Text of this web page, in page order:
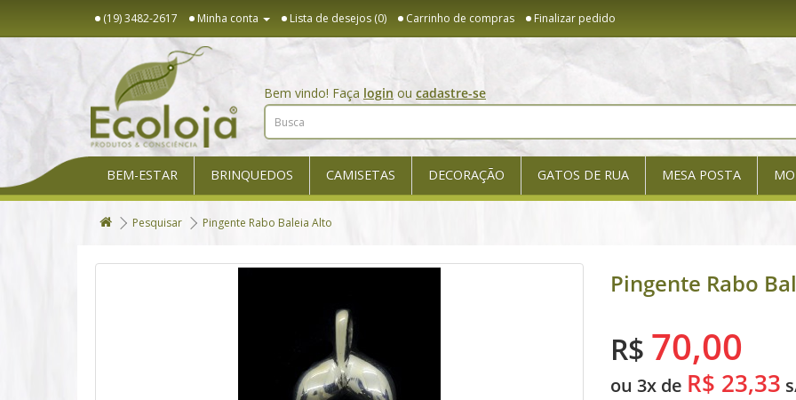
(19) 3482-2617 Minha conta Lista de desejos (0) Carrinho de compras Finalizar pedido
Bem vindo! Faça login ou cadastre-se
BEM-ESTAR BRINQUEDOS CAMISETAS DECORAÇÃO GATOS DE RUA MESA POSTA
Pesquisar Pingente Rabo Baleia Alto
Pingente Rabo
R$ 70,00
ou 3x de R$ 23,33